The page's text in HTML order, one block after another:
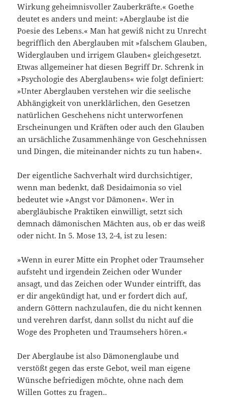
Wirkung geheimnisvoller Zauberkräfte.« Goethe
deutet es anders und meint: »Aberglaube ist die
Poesie des Lebens.« Man hat gewiß nicht zu Unrecht
begrifflich den Aberglauben mit »falschem Glauben,
Widerglauben und irrigem Glauben« gleichgesetzt.
Etwas allgemeiner hat diesen Begriff Dr. Schrenk in
»Psychologie des Aberglaubens« wie folgt definiert:
»Unter Aberglauben verstehen wir die seelische
Abhängigkeit von unerklärlichen, den Gesetzen
natürlichen Geschehens nicht unterworfenen
Erscheinungen und Kräften oder auch den Glauben
an ursächliche Zusammenhänge von Geschehnissen
und Dingen, die miteinander nichts zu tun haben«.
Der eigentliche Sachverhalt wird durchsichtiger,
wenn man bedenkt, daß Desidaimonia so viel
bedeutet wie »Angst vor Dämonen«. Wer in
abergläubische Praktiken einwilligt, setzt sich
demnach dämonischen Mächten aus, ob er das weiß
oder nicht. In 5. Mose 13, 2-4, ist zu lesen:
»Wenn in eurer Mitte ein Prophet oder Traumseher
aufsteht und irgendein Zeichen oder Wunder
ansagt, und das Zeichen oder Wunder eintrifft, das
er dir angekündigt hat, und er fordert dich auf,
andern Göttern nachzulaufen, die du nicht kennen
und verehren darfst, dann sollst du nicht auf die
Woge des Propheten und Traumsehers hören.«
Der Aberglaube ist also Dämonenglaube und
verstößt gegen das erste Gebot, weil man eigene
Wünsche befriedigen möchte, ohne nach dem
Willen Gottes zu fragen..